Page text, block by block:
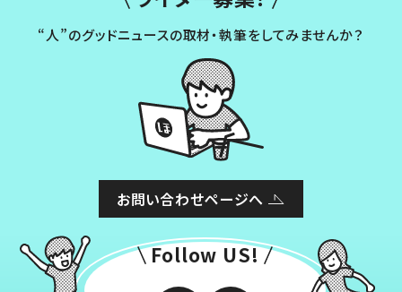
“人”のグッドニュースの取材・執筆をしてみませんか？
お問い合わせページへ
Follow US!